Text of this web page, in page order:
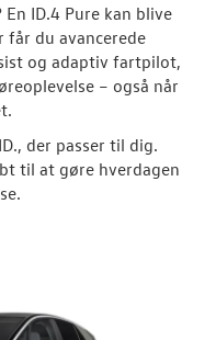
ID. Polo
ID.3 Neo
ID.4 Pure kan blive
får du avancerede
og adaptiv fartpilot,
– også når
der passer til dig.
til at gøre hverdagen